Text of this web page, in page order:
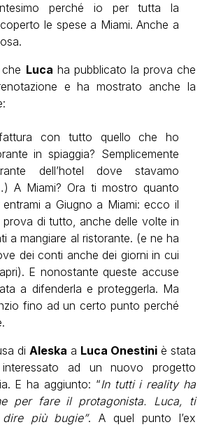
perché io per tutta la
le spese a Miami. Anche a
Luca ha pubblicato la prova che
e ha mostrato anche la
con tutto quello che ho
in spiaggia? Semplicemente
dell’hotel dove stavamo
A Miami? Ora ti mostro quanto
a Giugno a Miami: ecco il
di tutto, anche delle volte in
a mangiare al ristorante. (e ne ha
dei conti anche dei giorni in cui
E nonostante queste accuse
a difenderla e proteggerla. Ma
fino ad un certo punto perché
di Aleska a Luca Onestini è stata
ad un nuovo progetto
E ha aggiunto: “In tutti i reality ha
per fare il protagonista. Luca, ti
più bugie”. A quel punto l’ex